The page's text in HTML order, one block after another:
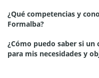
¿Qué competencias y
Formalba?
¿Cómo puedo saber si un
para mis necesidades y